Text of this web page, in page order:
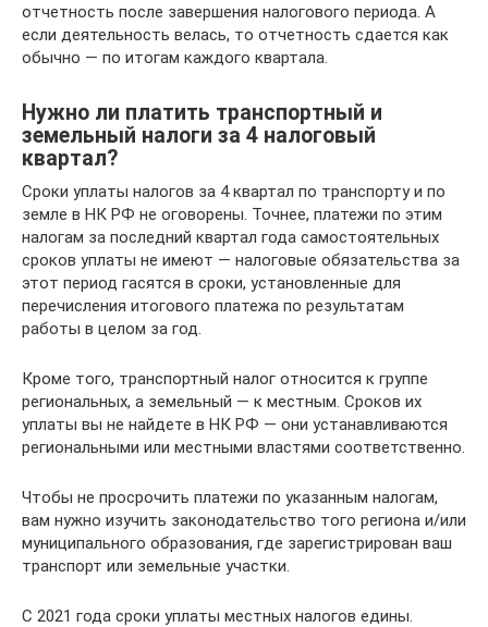
отчетность после завершения налогового периода. А
если деятельность велась, то отчетность сдается как
обычно — по итогам каждого квартала.
Нужно ли платить транспортный и
земельный налоги за 4 налоговый
квартал?
Сроки уплаты налогов за 4 квартал по транспорту и по
земле в НК РФ не оговорены. Точнее, платежи по этим
налогам за последний квартал года самостоятельных
сроков уплаты не имеют — налоговые обязательства за
этот период гасятся в сроки, установленные для
перечисления итогового платежа по результатам
работы в целом за год.
Кроме того, транспортный налог относится к группе
региональных, а земельный — к местным. Сроков их
уплаты вы не найдете в НК РФ — они устанавливаются
региональными или местными властями соответственно.
Чтобы не просрочить платежи по указанным налогам,
вам нужно изучить законодательство того региона и/или
муниципального образования, где зарегистрирован ваш
транспорт или земельные участки.
С 2021 года сроки уплаты местных налогов едины.